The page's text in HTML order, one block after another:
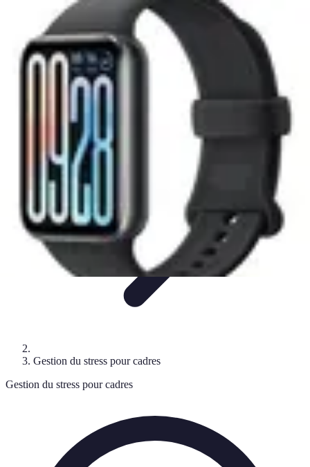
Techniques et pratiques
Méthodes de relaxation
Prévention du
Aménagement et ressources Santé mentale
Cadres Zen
Gestion du stress pour cadres
Gestion du stress pour cadres